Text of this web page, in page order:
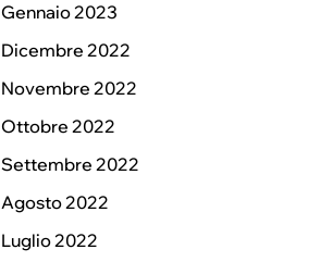
Gennaio 2023
Dicembre 2022
Novembre 2022
Ottobre 2022
Settembre 2022
Agosto 2022
Luglio 2022